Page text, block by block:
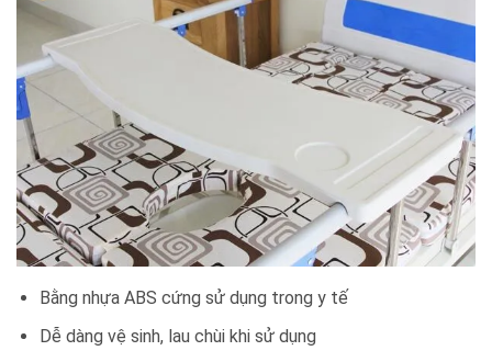
Bằng nhựa ABS cứng sử dụng trong y tế
Dễ dàng vệ sinh, lau chùi khi sử dụng